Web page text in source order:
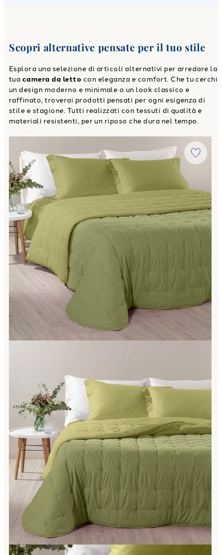
Scopri alternative pensate per il tuo stile
Esplora una selezione di articoli alternativi per arredare la
tua camera da letto con eleganza e comfort. Che tu cerchi
un design moderno e minimale o un look classico e
raffinato, troverai prodotti pensati per ogni esigenza di
stile e stagione. Tutti realizzati con tessuti di qualità e
materiali resistenti, per un riposo che dura nel tempo.
Trapunta Calduccia mia in Microfibra 150 gr/mq